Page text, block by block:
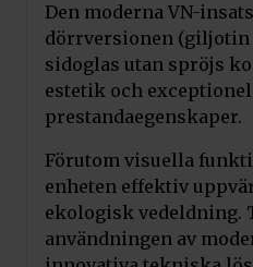
Den moderna VN-
dörrversionen (giljotin
sidoglas utan spröjs
estetik och
prestandaegenskaper.
Förutom visuella
enheten effektiv
ekologisk vedeldning.
användningen av